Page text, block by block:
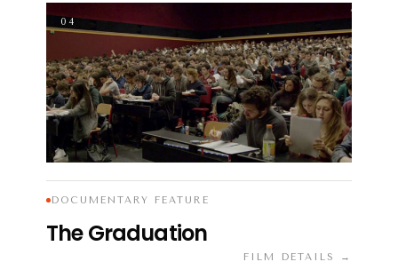
04
DOCUMENTARY FEATURE
The Graduation
FILM DETAILS →